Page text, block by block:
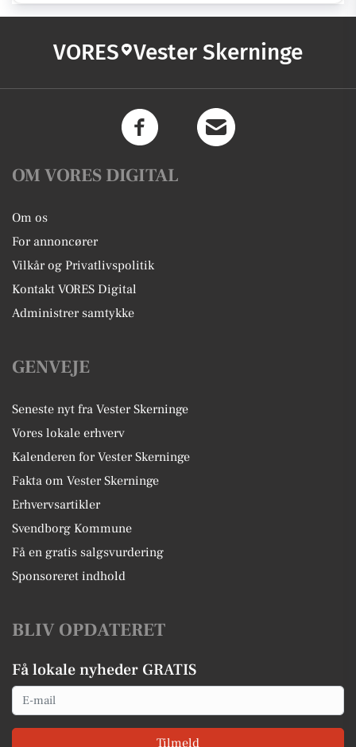
VORES Vester Skerninge
OM VORES DIGITAL
Om os
For annoncører
Vilkår og Privatlivspolitik
Kontakt VORES Digital
Administrer samtykke
GENVEJE
Seneste nyt fra Vester Skerninge
Vores lokale erhverv
Kalenderen for Vester Skerninge
Fakta om Vester Skerninge
Erhvervsartikler
Svendborg Kommune
Få en gratis salgsvurdering
Sponsoreret indhold
BLIV OPDATERET
Få lokale nyheder GRATIS
Email
Tilmeld